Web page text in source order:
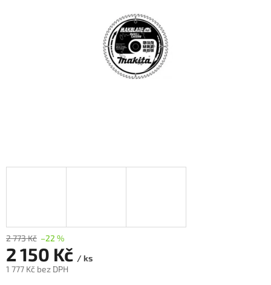
2 773 Kč –22 %
2 150 Kč / ks
1 777 Kč bez DPH